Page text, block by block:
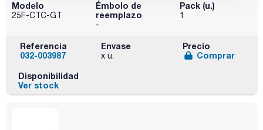
Modelo
25F-CTC-GT
Émbolo de
reemplazo
-
Pack (u.)
1
Referencia
032-003987
Envase
x u.
Precio
Comprar
Disponibilidad
Ver stock